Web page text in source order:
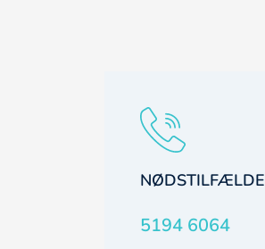
NØDSTILFÆLDE
5194 6064